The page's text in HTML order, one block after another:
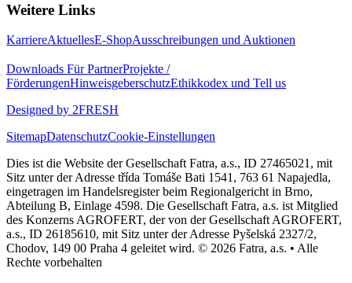
Weitere Links
KarriereAktuellesE-ShopAusschreibungen und Auktionen
Downloads Für PartnerProjekte /
FörderungenHinweisgeberschutzEthikkodex und Tell us
Designed by 2FRESH
SitemapDatenschutzCookie-Einstellungen
Dies ist die Website der Gesellschaft Fatra, a.s., ID 27465021, mit
Sitz unter der Adresse třída Tomáše Bati 1541, 763 61 Napajedla,
eingetragen im Handelsregister beim Regionalgericht in Brno,
Abteilung B, Einlage 4598. Die Gesellschaft Fatra, a.s. ist Mitglied
des Konzerns AGROFERT, der von der Gesellschaft AGROFERT,
a.s., ID 26185610, mit Sitz unter der Adresse Pyšelská 2327/2,
Chodov, 149 00 Praha 4 geleitet wird. © 2026 Fatra, a.s. • Alle
Rechte vorbehalten